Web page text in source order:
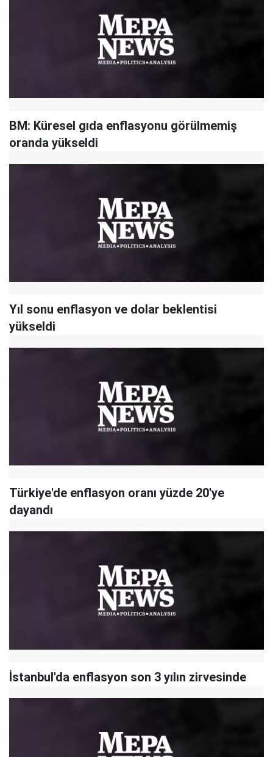
BM: Küresel gıda enflasyonu görülmemiş
oranda yükseldi
Yıl sonu enflasyon ve dolar beklentisi
yükseldi
Türkiye'de enflasyon oranı yüzde 20'ye
dayandı
İstanbul'da enflasyon son 3 yılın zirvesinde